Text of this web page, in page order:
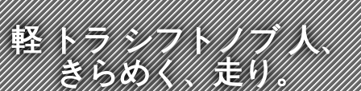
軽 トラ シフトノブ 人、
きらめく、走り。